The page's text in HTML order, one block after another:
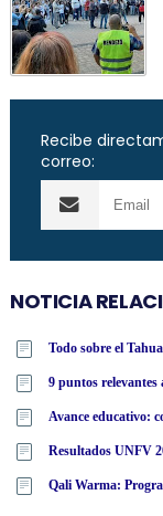
Recibe
correo:
NOTICIA
Avance educativo: